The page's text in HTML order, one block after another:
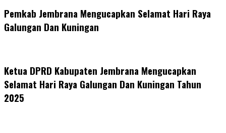
Pemkab Jembrana Mengucapkan Selamat Hari Raya
Galungan Dan Kuningan
Ketua DPRD Kabupaten Jembrana Mengucapkan
Selamat Hari Raya Galungan Dan Kuningan Tahun
2025